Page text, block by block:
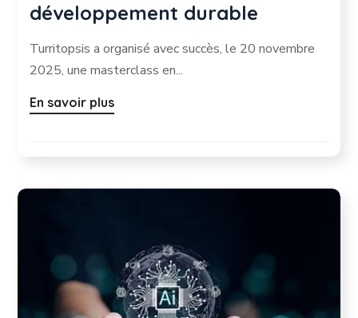
développement durable
Turritopsis a organisé avec succès, le 20 novembre
2025, une masterclass en...
En savoir plus